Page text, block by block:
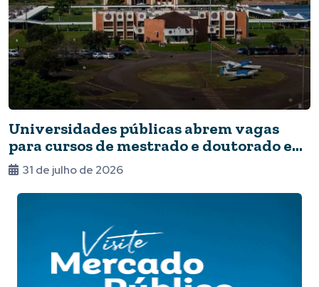
Universidades públicas abrem vagas
para cursos de mestrado e doutorado em
Foz31 de julho de 2026